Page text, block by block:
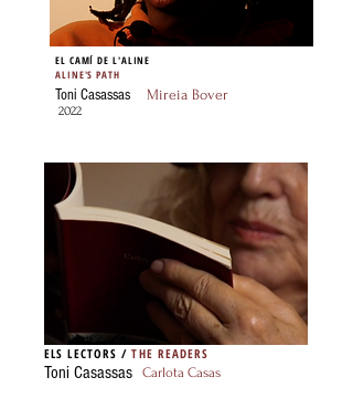
EL CAMÍ DE L'ALINE
ALINE'S PATH
Toni Casassas Mireia Bover
2022
ELS LECTORS /THE READERS
Toni Casassas Carlota Casas